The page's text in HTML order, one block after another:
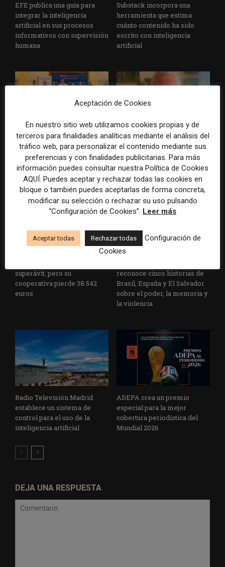
EFE publica una guía para
integrar la inteligencia
artificial en sus procesos
informativos con supervisión
humana
Substack incorpora una
herramienta que estima
cuánto contenido ha sido
escrito con inteligencia
artificial
La Universidad CEU
Cardenal Herrera presenta
un informe con pautas para
informar sobre el suicidio
Paul Krugman alerta del
avance de los
multimillonarios sobre los
medios y las plataformas
superávit, pero su
cooperativa pierde 38.542
euros
reconoce cinco historias de
Brasil, España y El Salvador
sobre el poder, la memoria y
la violencia
Radio Televisión Madrid
establece un sistema de
control para el uso de la
inteligencia artificial
ADEPA crea un premio
especial para la mejor
cobertura periodística del
Mundial 2026
DEJA UNA RESPUESTA
Aceptación de Cookies
En nuestro sitio web utilizamos cookies propias y de
terceros para finalidades analíticas mediante el análisis del
tráfico web, para personalizar el contenido mediante sus
preferencias y con finalidades publicitarias. Para más
información puedes consultar nuestra Política de Cookies
AQUÍ. Puedes aceptar y rechazar todas las cookies en
bloque o también puedes aceptarlas de forma concreta,
modificar su selección o rechazar su uso pulsando
“Configuración de Cookies”. Leer más
Aceptar todas Rechazar todas
Configuración de
Cookies